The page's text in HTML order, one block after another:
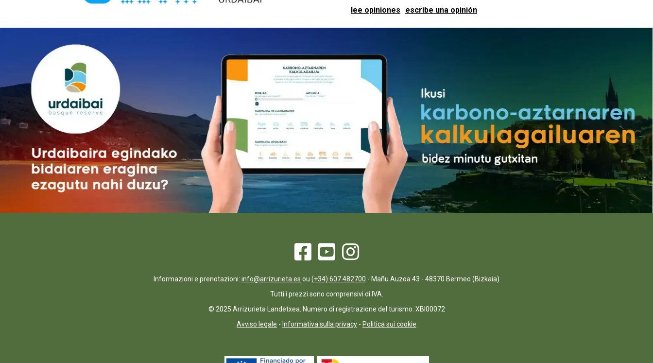
lee opiniones
escribe una opinión
Informazioni e prenotazioni: info@arrizurieta.es ou (+34) 607 482700 - Mañu Auzoa 43 - 48370 Bermeo (Bizkaia)
Tutti i prezzi sono comprensivi di IVA.
© 2025 Arrizurieta Landetxea. Numero di registrazione del turismo: XBI00072
Avviso legale - Informativa sulla privacy - Politica sui cookie